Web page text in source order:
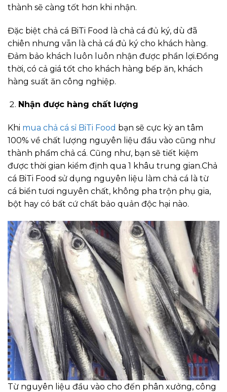
thành sẽ càng tốt hơn khi nhận.
Đặc biệt chả cá BiTi Food là chả cá đủ ký, dù đã
chiên nhưng vẫn là chả cá đủ ký cho khách hàng.
Đảm bảo khách luôn luôn nhận được phần lợi.Đồng
thời, có cả giá tốt cho khách hàng bếp ăn, khách
hàng suất ăn công nghiệp.
Nhận được hàng chất lượng
Khi mua chả cá sỉ BiTi Food bạn sẽ cực kỳ an tâm
100% về chất lượng nguyên liệu đầu vào cũng như
thành phẩm chả cá. Cũng như, bạn sẽ tiết kiệm
được thời gian kiểm định qua 1 khâu trung gian.Chả
cá BiTi Food sử dụng nguyên liệu làm chả cá là từ
cá biển tươi nguyên chất, không pha trộn phụ gia,
bột hay có bất cứ chất bảo quản độc hại nào.
Từ nguyên liệu đầu vào cho đến phân xưởng, công